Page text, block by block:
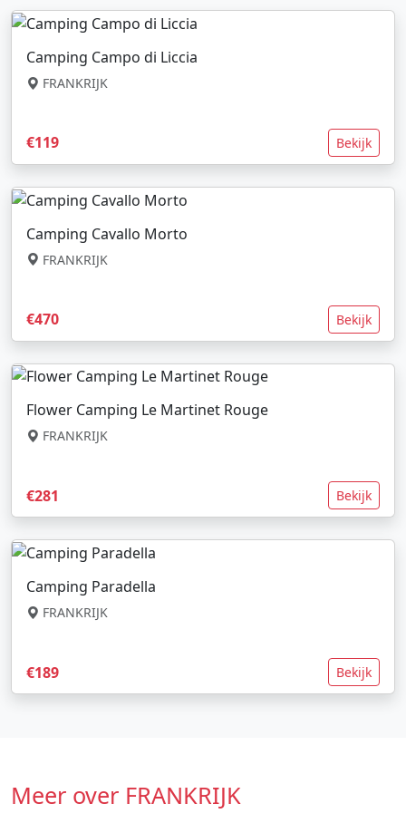
Camping Campo di Liccia
FRANKRIJK
€119 Bekijk
Camping Cavallo Morto
FRANKRIJK
€470 Bekijk
Flower Camping Le Martinet Rouge
FRANKRIJK
€281 Bekijk
Camping Paradella
FRANKRIJK
€189 Bekijk
Meer over FRANKRIJK